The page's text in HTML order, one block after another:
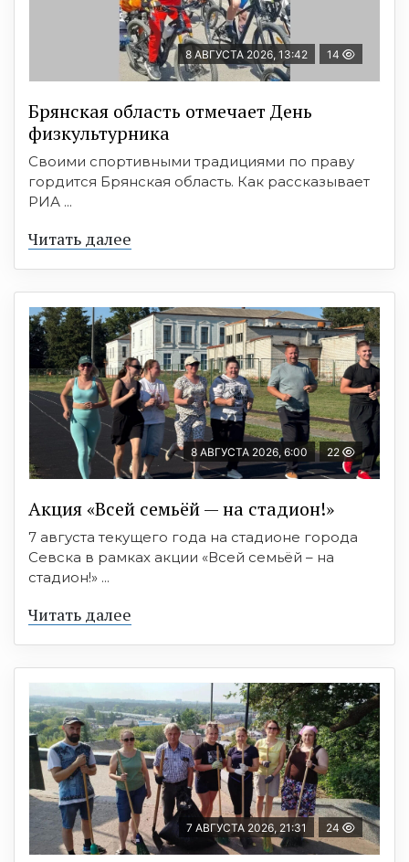
8 АВГУСТА 2026, 13:42 14
Брянская область отмечает День
физкультурника
Своими спортивными традициями по праву
гордится Брянская область. Как рассказывает
РИА ...
Читать далее
8 АВГУСТА 2026, 6:00 22
Акция «Всей семьёй — на стадион!»
7 августа текущего года на стадионе города
Севска в рамках акции «Всей семьёй – на
стадион!» ...
Читать далее
7 АВГУСТА 2026, 21:31 24